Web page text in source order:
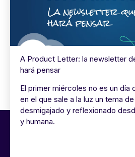
A Product Letter: la newsletter
hará pensar
El primer miércoles no es un día
en el que sale a la luz un tema
desmigajado y reflexionado
y humana.